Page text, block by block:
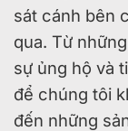
sát cánh bên
qua. Từ
sự ủng hộ và
để chúng tôi
đến những